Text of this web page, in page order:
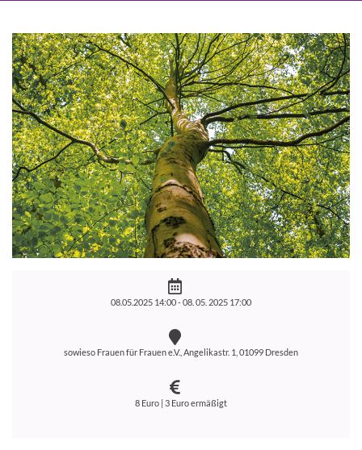
08.05.2025 14:00 -08. 05. 2025 17:00
sowieso Frauen für Frauen e.V., Angelikastr. 1, 01099 Dresden
8 Euro | 3 Euro ermäßigt